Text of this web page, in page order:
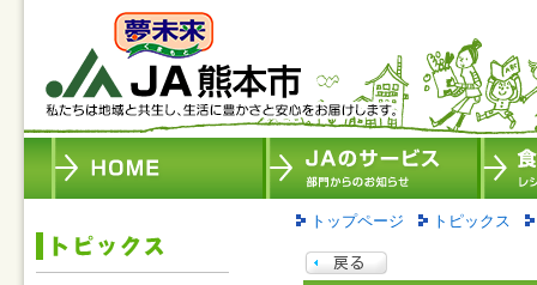
トップページ トピックス